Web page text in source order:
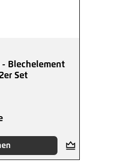
- Blechelement
Set